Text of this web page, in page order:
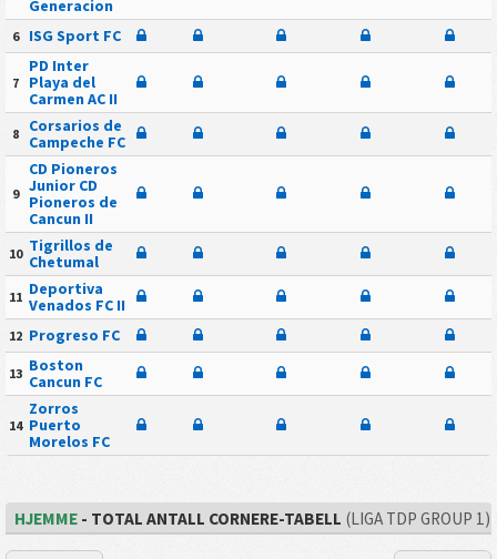
Generacion
6 ISG Sport FC
7
PD Inter
Playa del
Carmen AC II
8
Corsarios de
Campeche FC
9
CD Pioneros
Junior CD
Pioneros de
Cancun II
10 Tigrillos de
Chetumal
11 Deportiva
Venados FC II
12 Progreso FC
13 Boston
Cancun FC
14
Zorros
Puerto
Morelos FC
HJEMME- TOTAL ANTALL CORNERE-TABELL (LIGA TDP GROUP 1)